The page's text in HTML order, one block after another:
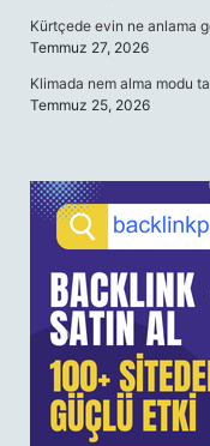
Kürtçede evin ne anlama
Temmuz 27, 2026
Klimada nem alma modu
Temmuz 25, 2026